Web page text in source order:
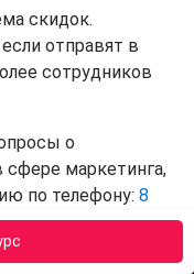
скидок.
отправят в
сотрудников
о
маркетинга,
по телефону: 8